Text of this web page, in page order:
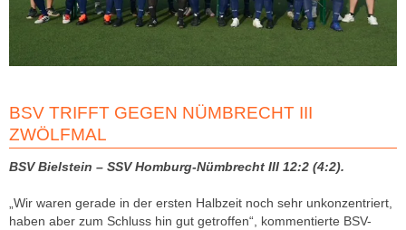
BSV TRIFFT GEGEN NÜMBRECHT III
ZWÖLFMAL
BSV Bielstein – SSV Homburg-Nümbrecht III 12:2 (4:2).
„Wir waren gerade in der ersten Halbzeit noch sehr unkonzentriert,
haben aber zum Schluss hin gut getroffen“, kommentierte BSV-